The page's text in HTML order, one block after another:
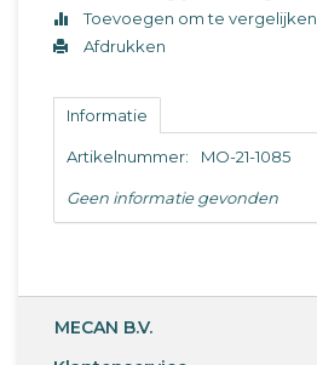
Toevoegen om te vergelijken
Afdrukken
Informatie
Artikelnummer: MO-21-1085
Geen informatie gevonden
MECAN B.V.